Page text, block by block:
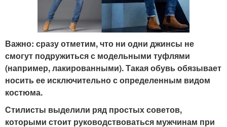
Важно: сразу отметим, что ни одни джинсы не
смогут подружиться с модельными туфлями
(например, лакированными). Такая обувь обязывает
носить ее исключительно с определенным видом
костюма.
Стилисты выделили ряд простых советов,
которыми стоит руководствоваться мужчинам при